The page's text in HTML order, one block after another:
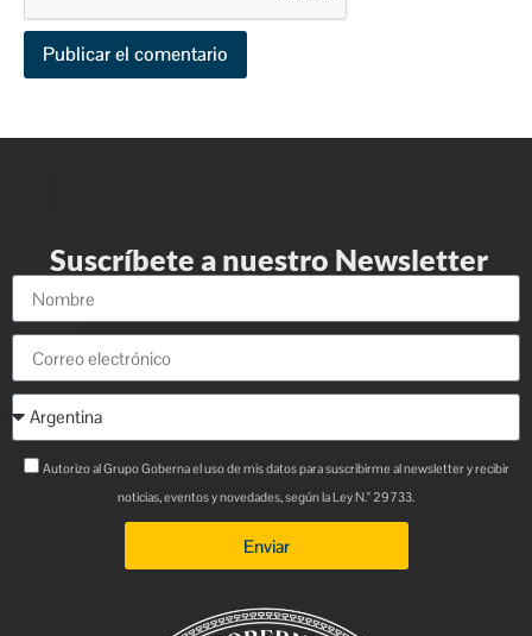
Suscríbete a nuestro Newsletter
Autorizo al Grupo Goberna el uso de mis datos para suscribirme al newsletter y recibir
noticias, eventos y novedades, según la Ley N.° 29733.
Enviar